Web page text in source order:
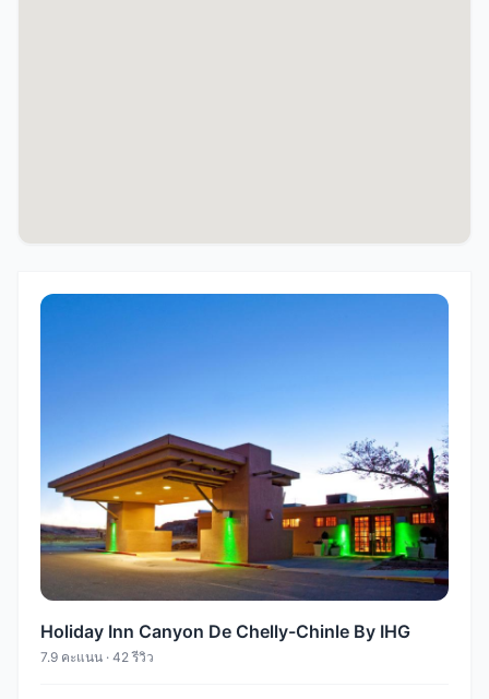
Holiday Inn Canyon De Chelly-Chinle By IHG
7.9 คะแนน · 42 รีวิว